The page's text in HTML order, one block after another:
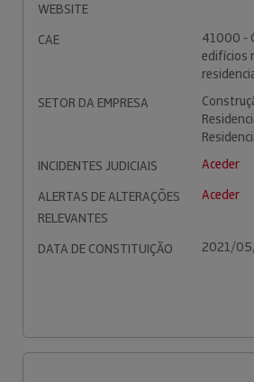
WEBSITE
CAE
41000 -
edifícios
SETOR DA EMPRESA
INCIDENTES JUDICIAIS
Aceder
ALERTAS DE ALTERAÇÕES
RELEVANTES
Aceder
DATA DE CONSTITUIÇÃO 2021/